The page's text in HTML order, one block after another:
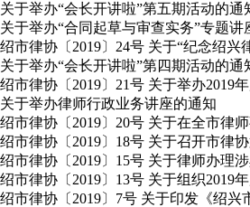
关于举办“会长开讲啦”第五期活动的通
关于举办“合同起草与审查实务”专题讲
绍市律协〔2019〕24号 关于“纪念绍
关于举办“会长开讲啦”第四期活动的通
绍市律协〔2019〕21号 关于举办2019
关于举办律师行政业务讲座的通知
绍市律协〔2019〕20号 关于在全市律
绍市律协〔2019〕18号 关于召开市律
绍市律协〔2019〕15号 关于律师办理
绍市律协〔2019〕13号 关于组织2019
绍市律协〔2019〕7号 关于印发《绍